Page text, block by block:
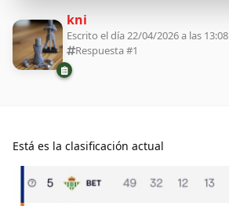
kni
Escrito el día 22/04/2026 a las 13:08
Respuesta #1
Está es la clasificación actual